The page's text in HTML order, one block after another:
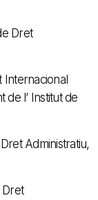
Dret
Internacional
de l’ Institut de
Administratiu,